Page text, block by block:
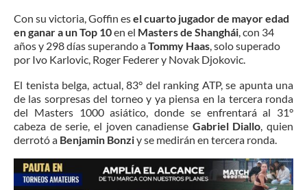
Con su victoria, Goffin esel cuarto jugador de mayor edad
en ganar a un Top 10en el Masters de Shanghái , con 34
años y 298 días superando aTommy Haas , solo superado
por Ivo Karlovic, Roger Federer y Novak Djokovic.
El tenista belga, actual, 83° del ranking ATP, se apunta una
de las sorpresas del torneo y ya piensa en la tercera ronda
del Masters 1000 asiático, donde se enfrentará al 31°
cabeza de serie, el joven canadiense Gabriel Diallo , quien
derrotó a Benjamin Bonziy se medirán en tercera ronda.